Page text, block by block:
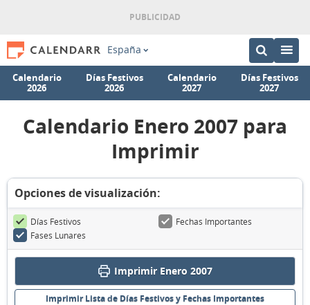
España
Calendario
2026
Días Festivos
2026
Calendario
2027
Días Festivos
2027
Calendario Enero 2007 para
Imprimir
Opciones de visualización:
Días Festivos
Fechas Importantes
Fases Lunares
Imprimir Enero 2007
Imprimir Lista de Días Festivos y Fechas Importantes